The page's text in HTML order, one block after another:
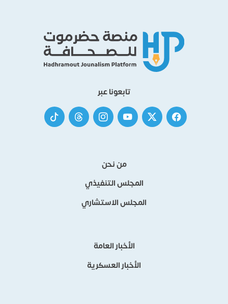
تابعونا عبر
من نحن
المجلس التنفيذي
المجلس الاستشاري
الأخبار العامة
الأخبار العسكرية